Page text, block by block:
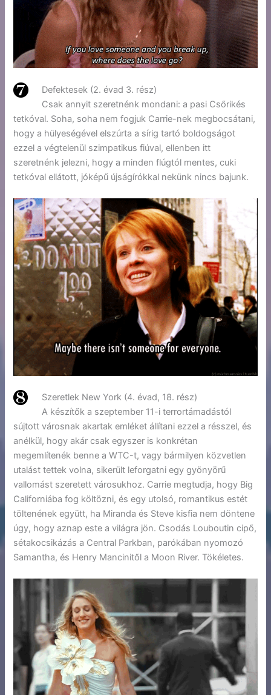
Defektesek (2. évad 3. rész)
Csak annyit szeretnénk mondani: a pasi Csőrikés
tetkóval. Soha, soha nem fogjuk Carrie-nek megbocsátani,
hogy a hülyeségével elszúrta a sírig tartó boldogságot
ezzel a végtelenül szimpatikus fiúval, ellenben itt
szeretnénk jelezni, hogy a minden flúgtól mentes, cuki
tetkóval ellátott, jóképű újságírókkal nekünk nincs bajunk.
Szeretlek New York (4. évad, 18. rész)
A készítők a szeptember 11-i terrortámadástól
sújtott városnak akartak emléket állítani ezzel a résszel, és
anélkül, hogy akár csak egyszer is konkrétan
megemlítenék benne a WTC-t, vagy bármilyen közvetlen
utalást tettek volna, sikerült leforgatni egy gyönyörű
vallomást szeretett városukhoz. Carrie megtudja, hogy Big
Californiába fog költözni, és egy utolsó, romantikus estét
töltenének együtt, ha Miranda és Steve kisfia nem döntene
úgy, hogy aznap este a világra jön. Csodás Louboutin cipő,
sétakocsikázás a Central Parkban, parókában nyomozó
Samantha, és Henry Mancinitől a Moon River. Tökéletes.